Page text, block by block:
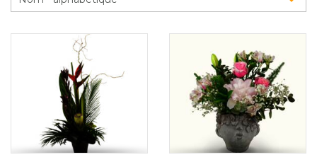
Calendrier horticole
Service à la clientèle